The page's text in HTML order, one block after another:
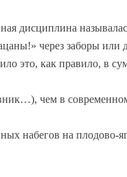
дисциплина
через заборы
это, как правило, в
чем в
набегов на плодово-